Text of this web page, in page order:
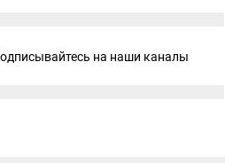
на наши каналы